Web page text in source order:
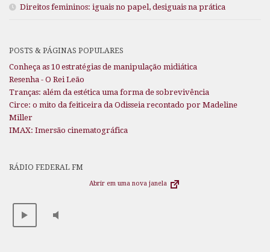
Direitos femininos: iguais no papel, desiguais na prática
POSTS & PÁGINAS POPULARES
Conheça as 10 estratégias de manipulação midiática
Resenha - O Rei Leão
Tranças: além da estética uma forma de sobrevivência
Circe: o mito da feiticeira da Odisseia recontado por Madeline
Miller
IMAX: Imersão cinematográfica
RÁDIO FEDERAL FM
Abrir em uma nova janela